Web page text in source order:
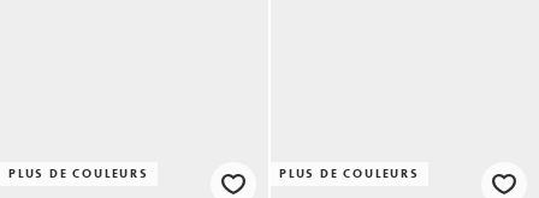
PLUS DE COULEURS PLUS DE COULEURS